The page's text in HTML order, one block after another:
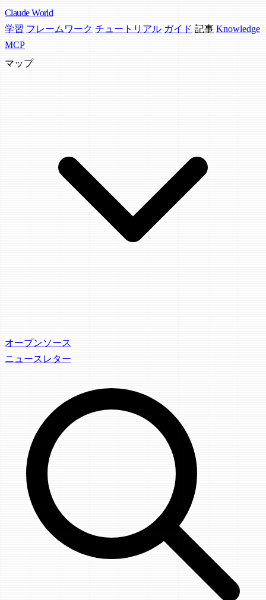
Claude World
学習 フレームワーク チュートリアル ガイド 記事 Knowledge
MCP
マップ
オープンソース
ニュースレター